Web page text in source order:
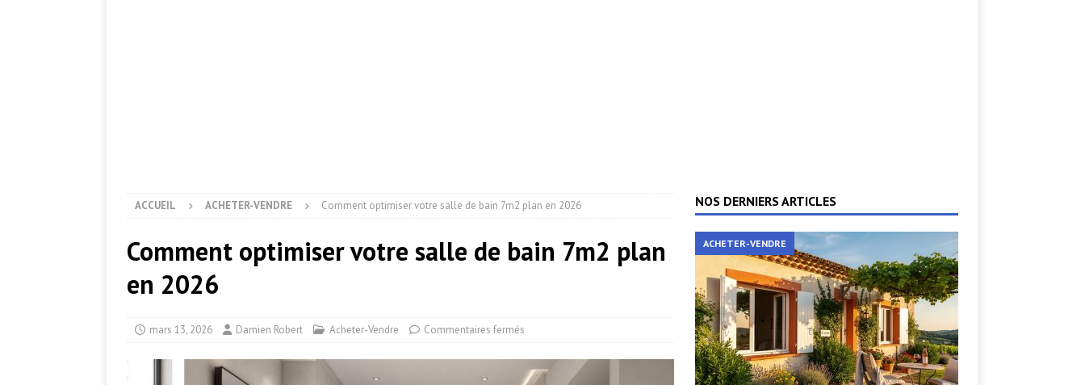
ACCUEIL ACHETER-VENDRE Comment optimiser votre salle de bain 7m2 plan en 2026
Comment optimiser votre salle de bain 7m2 plan
en 2026
mars 13, 2026 Damien Robert Acheter-Vendre Commentaires fermés
NOS DERNIERS ARTICLES
ACHETER-VENDRE